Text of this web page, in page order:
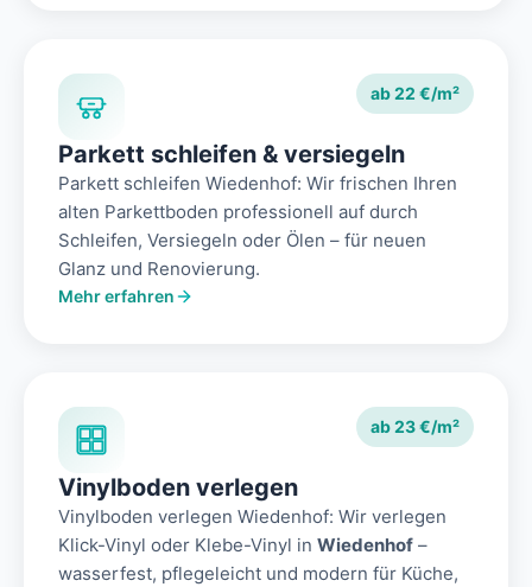
ab 22 €/m²
Parkett schleifen & versiegeln
Parkett schleifen Wiedenhof: Wir frischen Ihren
alten Parkettboden professionell auf durch
Schleifen, Versiegeln oder Ölen – für neuen
Glanz und Renovierung.
Mehr erfahren
ab 23 €/m²
Vinylboden verlegen
Vinylboden verlegen Wiedenhof: Wir verlegen
Klick-Vinyl oder Klebe-Vinyl in Wiedenhof –
wasserfest, pflegeleicht und modern für Küche,